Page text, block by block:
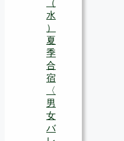
（
水
）
夏
季
合
宿
〈
男
女
バ